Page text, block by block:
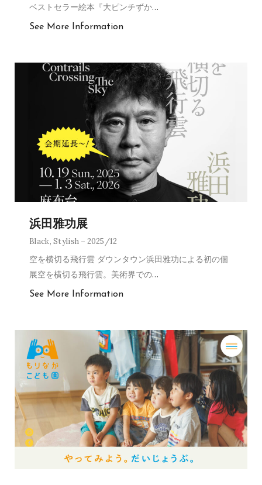
ベストセラー絵本『大ピンチずか…
See More Information
浜田雅功展
Black,Stylish 2025/12
空を横切る飛行雲 ダウンタウン浜田雅功による初の個
展空を横切る飛行雲。美術界での…
See More Information